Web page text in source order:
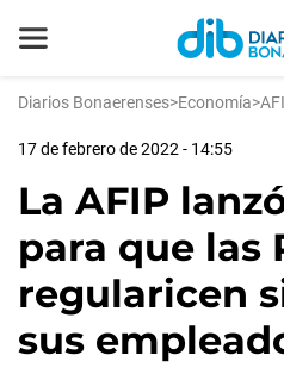
Diarios Bonaerenses>Economía>
17 de febrero de 2022 - 14:55
La AFIP
para que las
regularicen
sus